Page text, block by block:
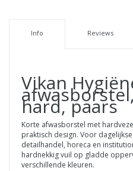
Info Reviews
Vikan
hard, paars
Korte afwasborstel met
praktisch design. Voor
detailhandel, horeca en
hardnekkig vuil op gladde
verschillende kleuren.